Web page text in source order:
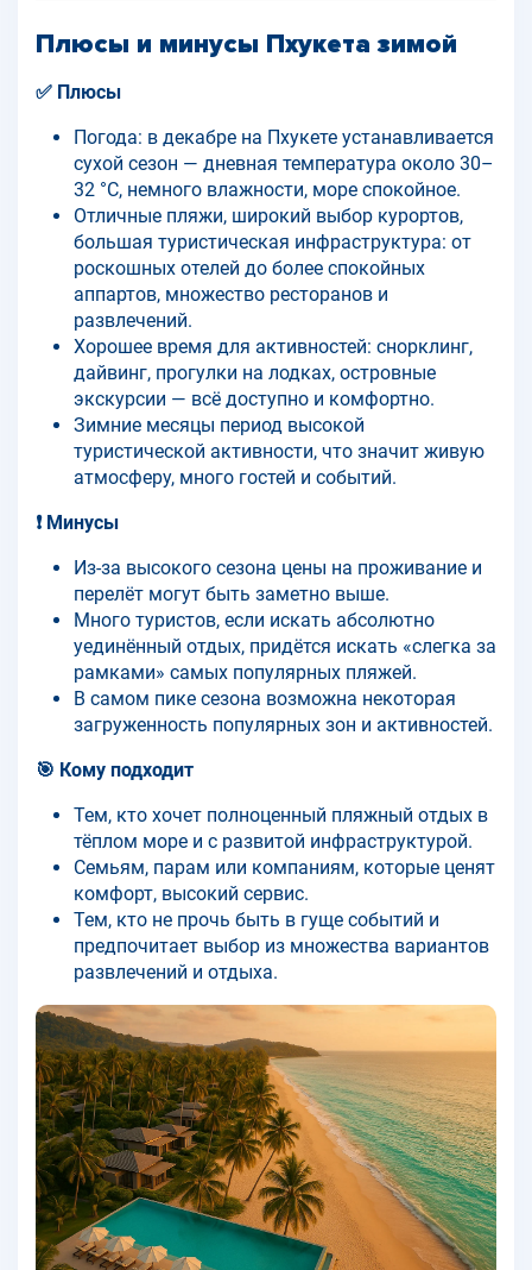
Плюсы и минусы Пхукета зимой
✅ Плюсы
Погода: в декабре на Пхукете устанавливается
сухой сезон — дневная температура около 30–
32 °C, немного влажности, море спокойное.
Отличные пляжи, широкий выбор курортов,
большая туристическая инфраструктура: от
роскошных отелей до более спокойных
аппартов, множество ресторанов и
развлечений.
Хорошее время для активностей: снорклинг,
дайвинг, прогулки на лодках, островные
экскурсии — всё доступно и комфортно.
Зимние месяцы период высокой
туристической активности, что значит живую
атмосферу, много гостей и событий.
❗ Минусы
Из-за высокого сезона цены на проживание и
перелёт могут быть заметно выше.
Много туристов, если искать абсолютно
уединённый отдых, придётся искать «слегка за
рамками» самых популярных пляжей.
В самом пике сезона возможна некоторая
загруженность популярных зон и активностей.
🎯 Кому подходит
Тем, кто хочет полноценный пляжный отдых в
тёплом море и с развитой инфраструктурой.
Семьям, парам или компаниям, которые ценят
комфорт, высокий сервис.
Тем, кто не прочь быть в гуще событий и
предпочитает выбор из множества вариантов
развлечений и отдыха.